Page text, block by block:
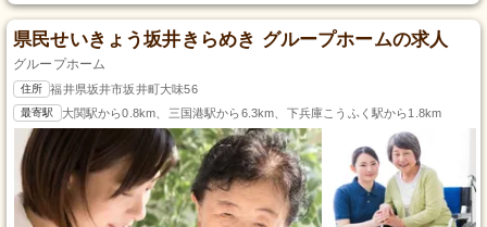
県民せいきょう坂井きらめき グループホームの求人
グループホーム
住所 福井県坂井市坂井町大味56
最寄駅 大関駅から0.8km、三国港駅から6.3km、下兵庫こうふく駅から1.8km